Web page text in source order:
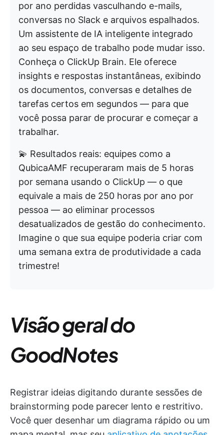
por ano perdidas vasculhando e-mails,
conversas no Slack e arquivos espalhados.
Um assistente de IA inteligente integrado
ao seu espaço de trabalho pode mudar isso.
Conheça o ClickUp Brain. Ele oferece
insights e respostas instantâneas, exibindo
os documentos, conversas e detalhes de
tarefas certos em segundos — para que
você possa parar de procurar e começar a
trabalhar.
💫 Resultados reais: equipes como a
QubicaAMF recuperaram mais de 5 horas
por semana usando o ClickUp — o que
equivale a mais de 250 horas por ano por
pessoa — ao eliminar processos
desatualizados de gestão do conhecimento.
Imagine o que sua equipe poderia criar com
uma semana extra de produtividade a cada
trimestre!
Visão geral do
GoodNotes
Registrar ideias digitando durante sessões de
brainstorming pode parecer lento e restritivo.
Você quer desenhar um diagrama rápido ou um